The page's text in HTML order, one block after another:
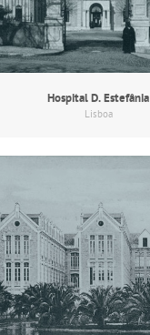
Hospital D. Estefânia
Lisboa